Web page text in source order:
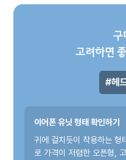
구
고려하면
헤
이어폰 유닛 형태 확인하기
귀에 걸치듯이 착용하는 형
로 가격이 저렴한 오픈형, 고